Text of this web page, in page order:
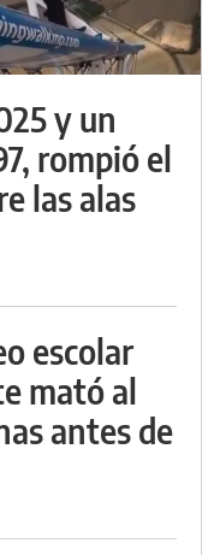
y un
rompió el
las alas
escolar
mató al
antes de